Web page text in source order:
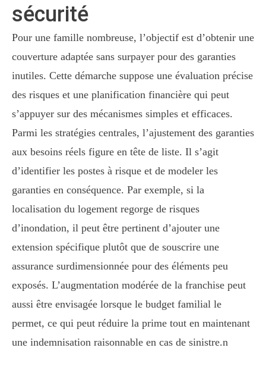
sécurité
Pour une famille nombreuse, l’objectif est d’obtenir une
couverture adaptée sans surpayer pour des garanties
inutiles. Cette démarche suppose une évaluation précise
des risques et une planification financière qui peut
s’appuyer sur des mécanismes simples et efficaces.
Parmi les stratégies centrales, l’ajustement des garanties
aux besoins réels figure en tête de liste. Il s’agit
d’identifier les postes à risque et de modeler les
garanties en conséquence. Par exemple, si la
localisation du logement regorge de risques
d’inondation, il peut être pertinent d’ajouter une
extension spécifique plutôt que de souscrire une
assurance surdimensionnée pour des éléments peu
exposés. L’augmentation modérée de la franchise peut
aussi être envisagée lorsque le budget familial le
permet, ce qui peut réduire la prime tout en maintenant
une indemnisation raisonnable en cas de sinistre.n